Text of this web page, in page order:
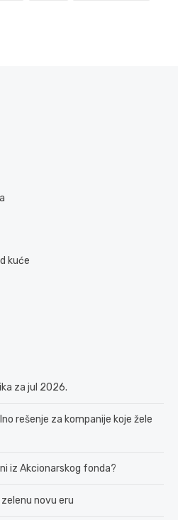
kuće
za jul 2026.
rešenje za kompanije koje žele
iz Akcionarskog fonda?
novu eru